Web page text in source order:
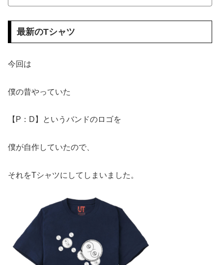
最新のTシャツ
今回は
僕の昔やっていた
【P：D】というバンドのロゴを
僕が自作していたので、
それをTシャツにしてしまいました。